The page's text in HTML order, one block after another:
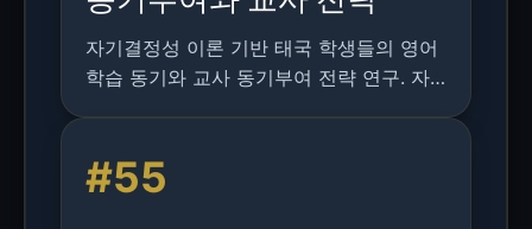
자기결정성 이론 기반 태국 학생들의 영어
학습 동기와 교사 동기부여 전략 연구. 자
#55